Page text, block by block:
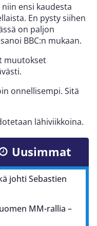
ensi kaudesta
En pysty siihen
on paljon
BBC:n mukaan.
muutokset
onnellisempi. Sitä
lähiviikkoina.
Uusimmat
johti Sebastien
MM-rallia –